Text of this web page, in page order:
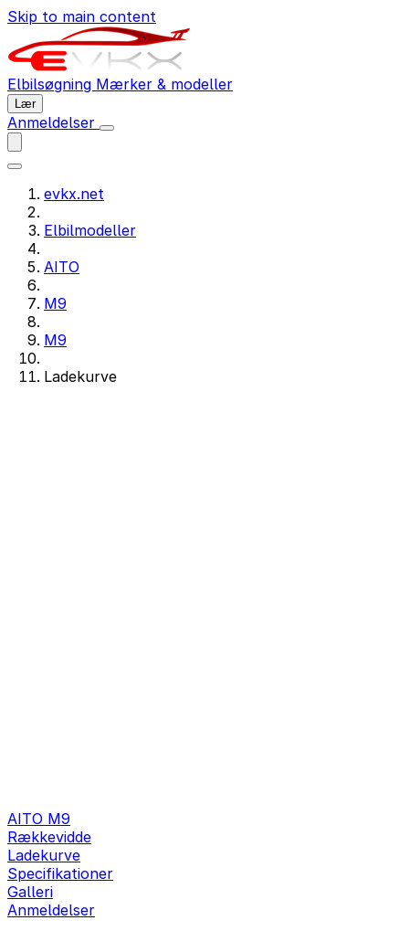
Skip to main content
Elbilsøgning Mærker & modeller
Lær
Anmeldelser
evkx.net
Elbilmodeller
AITO
M9
M9
Ladekurve
AITO M9
Rækkevidde
Ladekurve
Specifikationer
Galleri
Anmeldelser